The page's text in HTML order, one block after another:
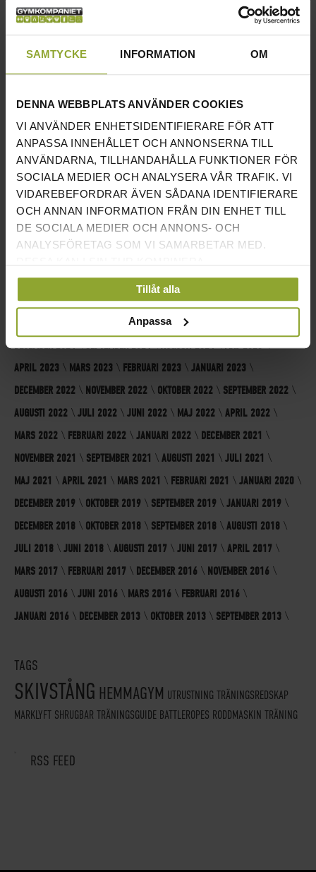
SAMTYCKE INFORMATION OM
DENNA WEBBPLATS ANVÄNDER COOKIES
VI ANVÄNDER ENHETSIDENTIFIERARE FÖR ATT
ANPASSA INNEHÅLLET OCH ANNONSERNA TILL
ANVÄNDARNA, TILLHANDAHÅLLA FUNKTIONER FÖR
SOCIALA MEDIER OCH ANALYSERA VÅR TRAFIK. VI
VIDAREBEFORDRAR ÄVEN SÅDANA IDENTIFIERARE
OCH ANNAN INFORMATION FRÅN DIN ENHET TILL
DE SOCIALA MEDIER OCH ANNONS- OCH
ANALYSFÖRETAG SOM VI SAMARBETAR MED.
INFORMATIONEN MED ANNAN INFORMATION SOM
DU HAR TILLHANDAHÅLLIT ELLER SOM DE HAR
SAMLAT IN NÄR DU HAR ANVÄNT DERAS
Tillåt alla
Anpassa
NYA INLÄGG
VAD VÄGER EN SKIVSTÅNG?
FEBRUARI 02, 2026
BÄSTA GYMMEN 2026 – HÄR ÄR SVERIGES BÄSTA GYM
TRÄNINGSPROGRAM FÖR LÖPBAND
MARS 03, 2025
SPINNINGCYKEL BÄST I TEST 2025 – VILKA ÄR DE BÄSTA
SPINNINGCYKLARNA?
MOTIONSCYKEL BÄST I TEST 2025 - HITTA BÄSTA
TRÄNINGSCYKEL
ARKIV
DECEMBER 2025 MARS 2025
DECEMBER 2024
SEPTEMBER 2024 AUGUSTI 2024
MAJ 2023
APRIL 2023
MARS 2023 FEBRUARI 2023
JANUARI 2023
DECEMBER 2022
NOVEMBER 2022 OKTOBER 2022
SEPTEMBER 2022
AUGUSTI 2022
JULI 2022 JUNI 2022 MAJ 2022
APRIL 2022
MARS 2022
FEBRUARI 2022 JANUARI 2022
DECEMBER 2021
NOVEMBER 2021
SEPTEMBER 2021 AUGUSTI 2021
JULI 2021
MAJ 2021
APRIL 2021 MARS 2021 FEBRUARI 2021
JANUARI 2020
DECEMBER 2019
OKTOBER 2019 SEPTEMBER 2019
JANUARI 2019
DECEMBER 2018
OKTOBER 2018 SEPTEMBER 2018
AUGUSTI 2018
JULI 2018
JUNI 2018 AUGUSTI 2017 JUNI 2017
APRIL 2017
MARS 2017
FEBRUARI 2017 DECEMBER 2016
NOVEMBER 2016
AUGUSTI 2016
JUNI 2016 MARS 2016
FEBRUARI 2016
JANUARI 2016
DECEMBER 2013 OKTOBER 2013 SEPTEMBER 2013
TAGS
SKIVSTÅNG HEMMAGYM UTRUSTNING TRÄNINGSREDSKAP
MARKLYFT SHRUGBAR TRÄNINGSGUIDE BATTLEROPES RODDMASKIN TRÄNING
RSS FEED